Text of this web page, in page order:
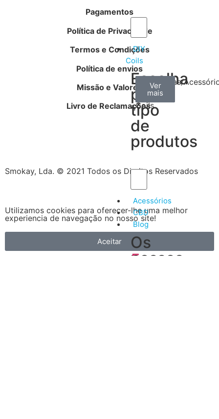
DIY
Coils
Escolha
por
tipo
de
produtos
Arame
Coils
Ver
mais
Algodão
Ver
mais
Ferramentas/
Ver
mais
Acessórios
CBD
Blog
Os
nossos
5
Pagamentos
Política de Privacidade
Termos e Condições
Política de envios
Missão e Valores
Livro de Reclamações
Smokay, Lda. © 2021 Todos os Direitos Reservados
Utilizamos cookies para oferecer-lhe uma melhor
experiencia de navegação no nosso site!
Aceitar